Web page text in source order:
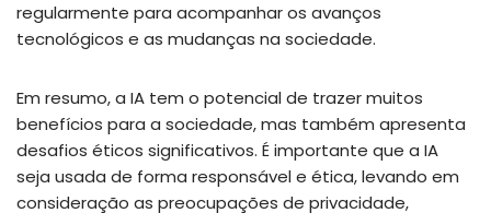
regularmente para acompanhar os avanços
tecnológicos e as mudanças na sociedade.
Em resumo, a IA tem o potencial de trazer muitos
benefícios para a sociedade, mas também apresenta
desafios éticos significativos. É importante que a IA
seja usada de forma responsável e ética, levando em
consideração as preocupações de privacidade,